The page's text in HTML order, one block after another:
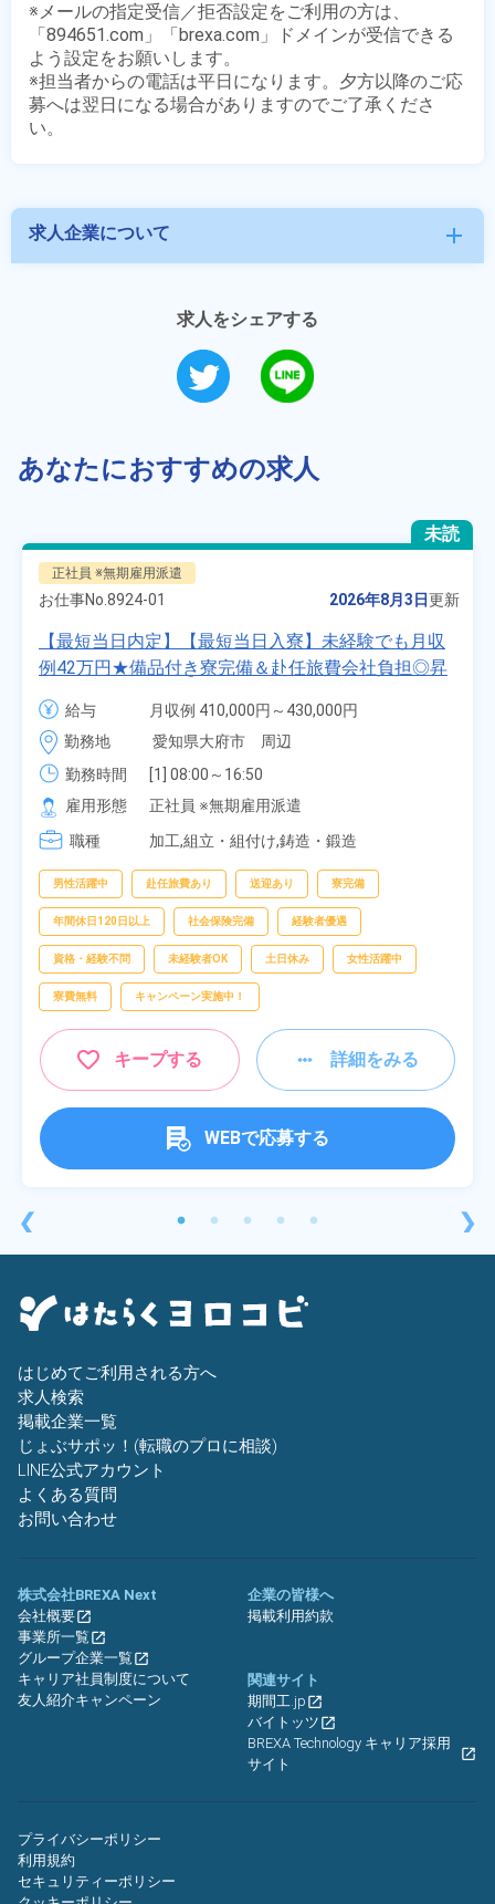
※メールの指定受信／拒否設定をご利用の方は、
「894651.com」「brexa.com」ドメインが受信できる
よう設定をお願いします。
※担当者からの電話は平日になります。夕方以降のご応
募へは翌日になる場合がありますのでご了承くださ
求人企業について add
求人をシェアする
あなたにおすすめの求人
❮
未読
正社員 ※無期雇用派遣
お仕事No. 8924-01 2026年8月3日更新
【最短当日内定】【最短当日入寮】未経験でも月収
例42万円★備品付き寮完備＆赴任旅費会社負担◎昇
給・業績賞与あり！組立や塗装など自動車製造の各
種作業！《愛知県大府市》
給与
月収例 410,000円～430,000円
月給 277,000円～277,000円
勤務地
愛知県大府市　周辺
勤務時間
[1] 08:00～16:50
[2] 06:25～15:10
[3] 17:05～01:50
雇用形態
正社員 ※無期雇用派遣
職種
加工,組立・組付け,鋳造・鍛造
男性活躍中 赴任旅費あり 送迎あり 寮完備
年間休日120日以上 社会保険完備 経験者優遇
資格・経験不問 未経験者OK 土日休み 女性活躍中
寮費無料 キャンペーン実施中！
キープする 詳細をみる
WEBで応募する
❯
はじめてご利用される方へ
求人検索
掲載企業一覧
じょぶサポッ！(転職のプロに相談)
LINE公式アカウント
よくある質問
お問い合わせ
株式会社BREXA Next
会社概要
事業所一覧
グループ企業一覧
キャリア社員制度について
友人紹介キャンペーン
企業の皆様へ
掲載利用約款
関連サイト
期間工.jp
バイトッツ
BREXA Technology キャリア採用
サイト
プライバシーポリシー
利用規約
セキュリティーポリシー